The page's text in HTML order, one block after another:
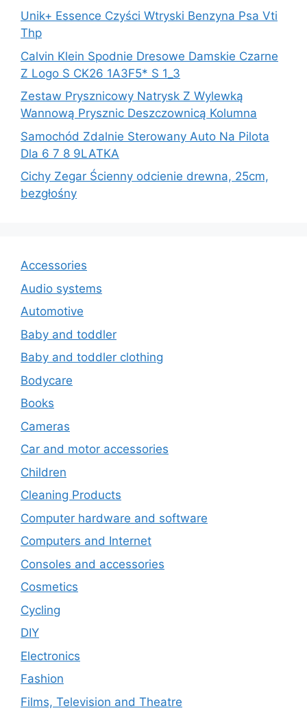
Unik+ Essence Czyści Wtryski Benzyna Psa Vti
Thp
Calvin Klein Spodnie Dresowe Damskie Czarne
Z Logo S CK26 1A3F5* S 1_3
Zestaw Prysznicowy Natrysk Z Wylewką
Wannową Prysznic Deszczownicą Kolumna
Samochód Zdalnie Sterowany Auto Na Pilota
Dla 6 7 8 9LATKA
Cichy Zegar Ścienny odcienie drewna, 25cm,
bezgłośny
Accessories
Audio systems
Automotive
Baby and toddler
Baby and toddler clothing
Bodycare
Books
Cameras
Car and motor accessories
Children
Cleaning Products
Computer hardware and software
Computers and Internet
Consoles and accessories
Cosmetics
Cycling
DIY
Electronics
Fashion
Films, Television and Theatre